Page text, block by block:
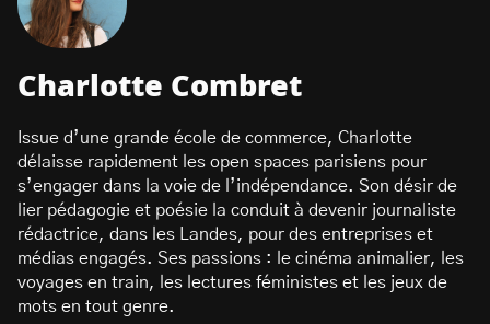
Charlotte Combret
Issue d’une grande école de commerce, Charlotte
délaisse rapidement les open spaces parisiens pour
s’engager dans la voie de l’indépendance. Son désir de
lier pédagogie et poésie la conduit à devenir journaliste
rédactrice, dans les Landes, pour des entreprises et
médias engagés. Ses passions : le cinéma animalier, les
voyages en train, les lectures féministes et les jeux de
mots en tout genre.